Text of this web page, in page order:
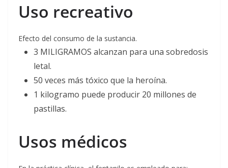
Uso recreativo
Efecto del consumo de la sustancia.
3 MILIGRAMOS alcanzan para una sobredosis
letal.
50 veces más tóxico que la heroína.
1 kilogramo puede producir 20 millones de
pastillas.
Usos médicos